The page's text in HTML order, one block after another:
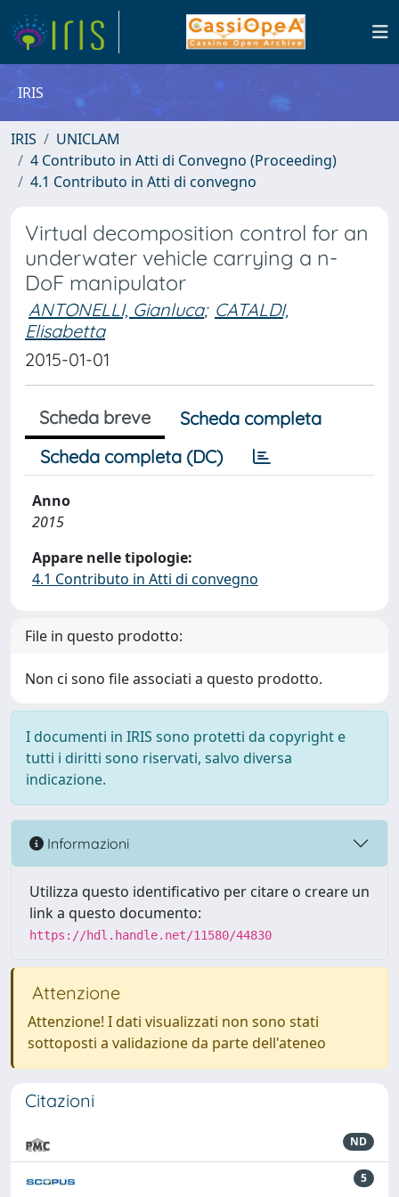
IRIS
IRIS
UNICLAM
4 Contributo in Atti di Convegno (Proceeding)
4.1 Contributo in Atti di convegno
Virtual decomposition control for an
underwater vehicle carrying a n-
DoF manipulator
ANTONELLI, Gianluca; CATALDI,
Elisabetta
2015-01-01
Scheda breve
Scheda completa
Scheda completa (DC)
Anno
2015
Appare nelle tipologie:
4.1 Contributo in Atti di convegno
File in questo prodotto:
Non ci sono file associati a questo prodotto.
I documenti in IRIS sono protetti da copyright e
tutti i diritti sono riservati, salvo diversa
indicazione.
Informazioni
Utilizza questo identificativo per citare o creare un
link a questo documento:
https://hdl.handle.net/11580/44830
Attenzione
Attenzione! I dati visualizzati non sono stati
sottoposti a validazione da parte dell'ateneo
Citazioni
ND
5